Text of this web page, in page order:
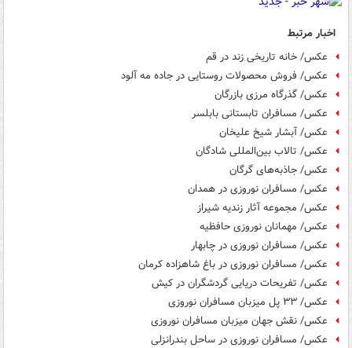
اخبار مرتبط
عکس/ خانه تاریخی زند در قم
عکس/ فروش محصولات روستایی در جاده مه آلود
عکس/ گذرگاه مرزی بازرگان
عکس/ مسافران تابستانی بابلسر
عکس/ آبشار شیخ علیخان
عکس/ تالاب بین‌المللی شادگان
عکس/ جاذبه‌های گرگان
عکس/ مسافران نوروزی در همدان
عکس/ مجموعه آثار زندیه شیراز
عکس/ مهمانان نوروزی حافظیه
عکس/ مسافران نوروزی در چابهار
عکس/ مسافران نوروزی در باغ شاهزاده کرمان‎
عکس/ تفریحات دریایی گردشگران در کیش
عکس/ ۳۳ پل میزبان مسافران نوروزی
عکس/ نقش جهان میزبان مسافران نوروزی
عکس/ مسافران نوروزی در ساحل بندرانزلی